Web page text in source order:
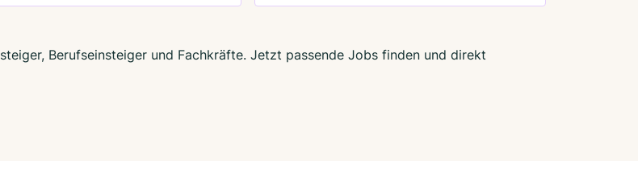
Berufseinsteiger und Fachkräfte. Jetzt passende Jobs finden und direkt